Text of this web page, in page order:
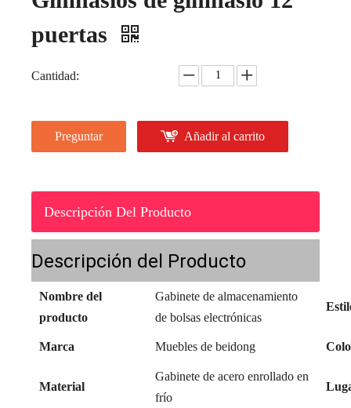
puertas
Cantidad:
Preguntar Añadir al carrito
Descripción Del Producto
Descripción del Producto
Nombre del
producto
Gabinete de almacenamiento
de bolsas electrónicas
Marca Muebles de beidong
Material
Gabinete de acero enrollado en
frío